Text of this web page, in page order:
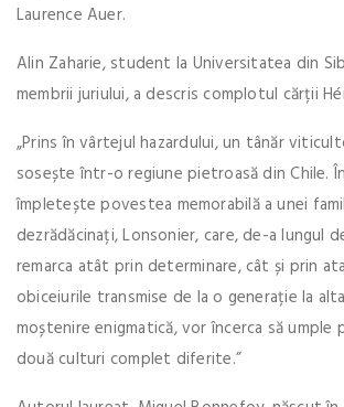
Laurence Auer.
Alin Zaharie, student la Universitatea din
membrii juriului, a descris complotul cărții
„Prins în vârtejul hazardului, un tânăr
sosește într-o regiune pietroasă din Chile.
împletește povestea memorabilă a unei
dezrădăcinați, Lonsonier, care, de-a lungul
remarca atât prin determinare, cât și prin
obiceiurile transmise de la o generație la
moștenire enigmatică, vor încerca să umple
două culturi complet diferite.”